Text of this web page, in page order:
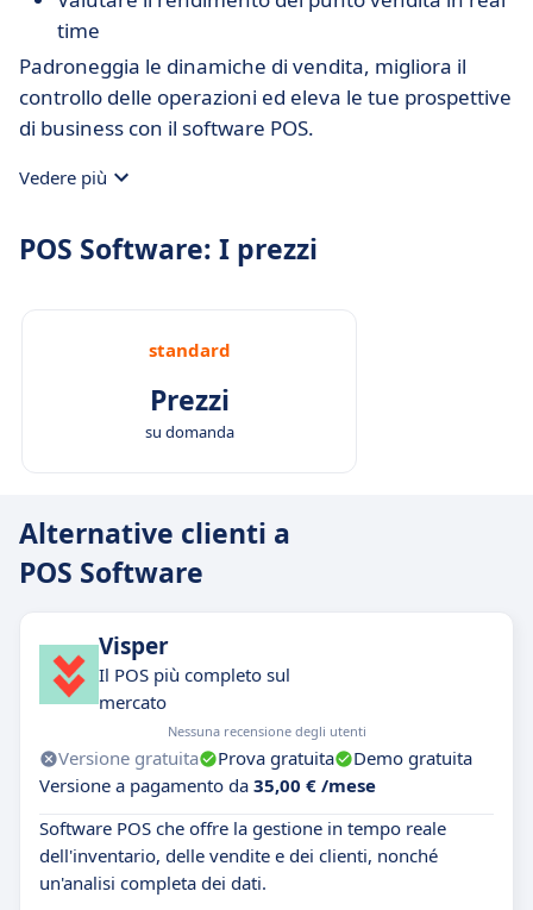
time
Padroneggia le dinamiche di vendita, migliora il
controllo delle operazioni ed eleva le tue prospettive
di business con il software POS.
Vedere più
POS Software: I prezzi
standard
Prezzi
su domanda
Alternative clienti a
POS Software
Visper
Il POS più completo sul
mercato
Nessuna recensione degli utenti
Versione gratuita Prova gratuita
Demo gratuita
Versione a pagamento da 35,00 € /mese
Software POS che offre la gestione in tempo reale
dell'inventario, delle vendite e dei clienti, nonché
un'analisi completa dei dati.